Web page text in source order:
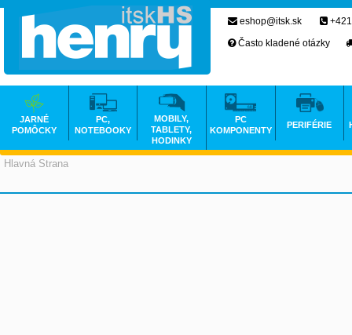
Hlavná Strana
eshop@itsk.sk
Často kladené otázky
JARNÉ
POMÔCKY
PC,
NOTEBOOKY
MOBILY,
TABLETY,
HODINKY
PC
KOMPONENTY
PERIFÉRIE